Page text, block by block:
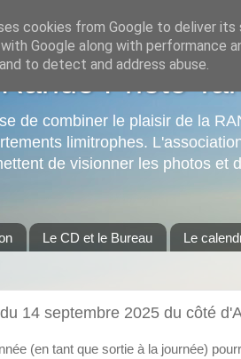
Photo
de combiner le plaisir de la
limitrophes.
de visionner les photos et
Le CD et le Bureau Le
14 septembre 2025 du côté
(en tant que sortie à la journée)
cookies from Google to deliver
Google along with performance
to detect and address abuse.